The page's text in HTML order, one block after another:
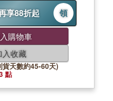
享88折起
領
購物車
入收藏
天數約45-60天)
點